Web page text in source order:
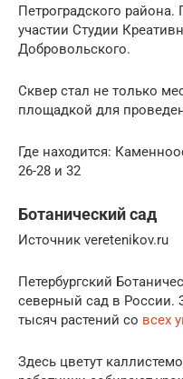
Петроградского района.
участии Студии
Добровольского.
Сквер стал не только
площадкой для
Где находится:
26-28 и 32
Ботанический сад
Источник veretenikov.ru
Петербургский
северный сад в России.
тысяч растений со всех
Здесь цветут